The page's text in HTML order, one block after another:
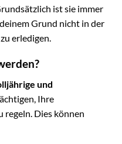
ist sie immer
Grund nicht in der
erledigen.
und
Ihre
regeln. Dies können